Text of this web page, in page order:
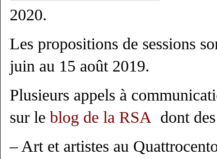
2020.
Les propositions de sessions
juin au 15 août 2019.
Plusieurs appels à
sur le blog de la RSA dont
– Art et artistes au